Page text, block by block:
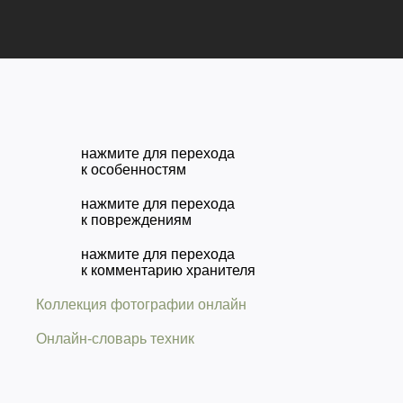
нажмите для перехода
к особенностям
нажмите для перехода
к повреждениям
нажмите для перехода
к комментарию хранителя
Коллекция фотографии онлайн
Онлайн-словарь техник